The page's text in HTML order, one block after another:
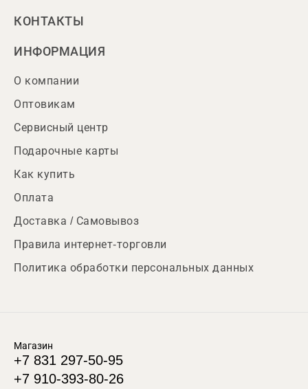
КОНТАКТЫ
ИНФОРМАЦИЯ
О компании
Оптовикам
Сервисный центр
Подарочные карты
Как купить
Оплата
Доставка / Самовывоз
Правила интернет-торговли
Политика обработки персональных данных
Магазин
+7 831 297-50-95
+7 910-393-80-26